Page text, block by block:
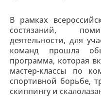
В рамках
состязаний,
деятельности, для
команд прошла
программа, которая
мастер-классы по
спортивной борьбе,
скиппингу и